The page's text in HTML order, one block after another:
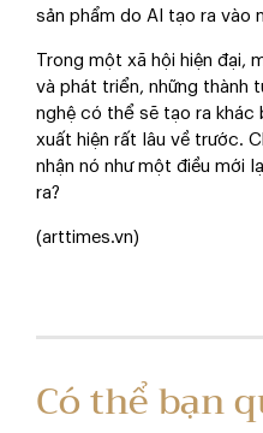
sản phẩm do AI tạo ra vào
Trong một xã hội hiện đại,
và phát triển, những thành
nghệ có thể sẽ tạo ra khác
xuất hiện rất lâu về trước.
nhận nó như một điều mới
ra?
(arttimes.vn)
Có thể bạn